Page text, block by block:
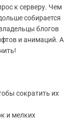
к серверу. Чем
собирается
блогов
и анимаций. А
сократить их
и мелких